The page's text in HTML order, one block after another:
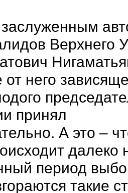
Верхнего
от него
принял
А это –
далеко
период
такие